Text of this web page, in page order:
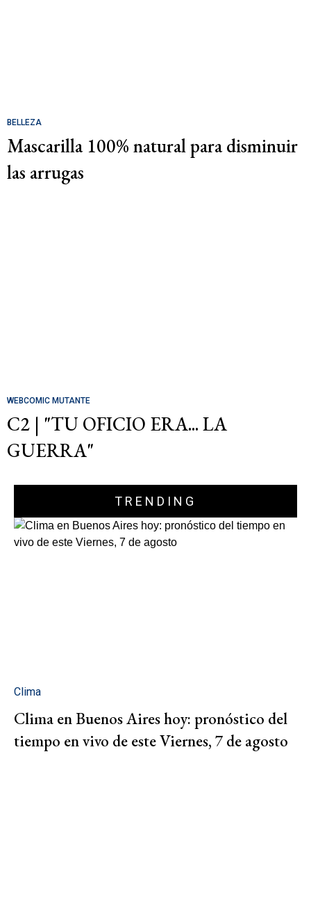
BELLEZA
Mascarilla 100% natural para disminuir
las arrugas
WEBCOMIC MUTANTE
C2 | "TU OFICIO ERA... LA
GUERRA"
TRENDING
Clima
Clima en Buenos Aires hoy: pronóstico del
tiempo en vivo de este Viernes, 7 de agosto